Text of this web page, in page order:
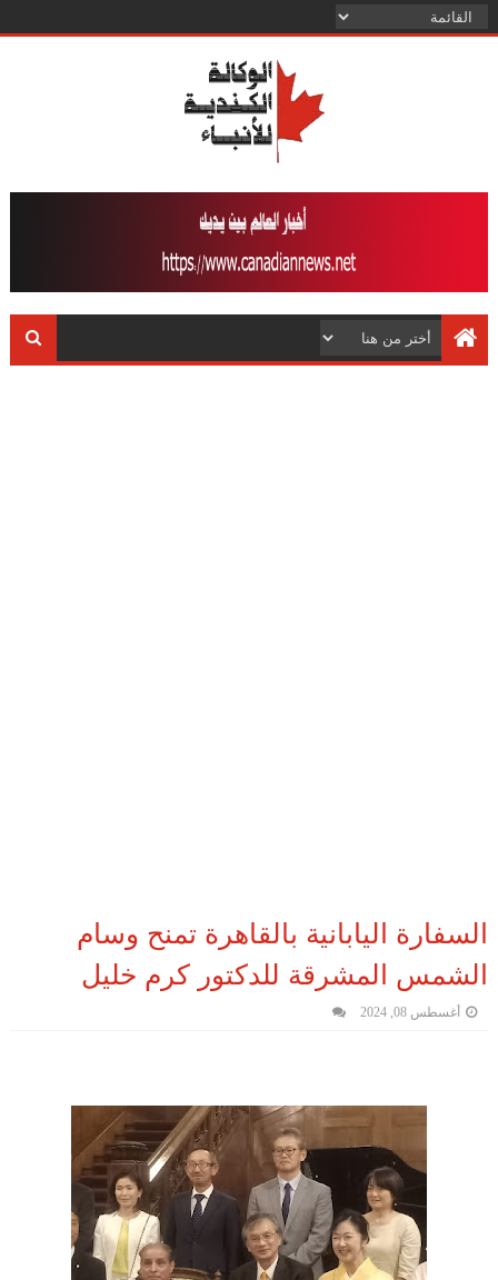
السفارة اليابانية بالقاهرة تمنح وسام
الشمس المشرقة للدكتور كرم خليل
أغسطس 08, 2024